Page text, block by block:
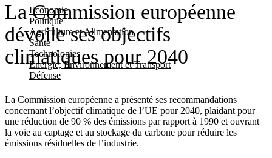
Economie
Politique
Agriculture et Alimentation
Santé
Technologies
Energie, Environnement et Transport
Défense
La Commission européenne
dévoile ses objectifs
climatiques pour 2040
La Commission européenne a présenté ses recommandations
concernant l’objectif climatique de l’UE pour 2040, plaidant pour
une réduction de 90 % des émissions par rapport à 1990 et ouvrant
la voie au captage et au stockage du carbone pour réduire les
émissions résiduelles de l’industrie.